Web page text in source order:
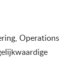
Operations